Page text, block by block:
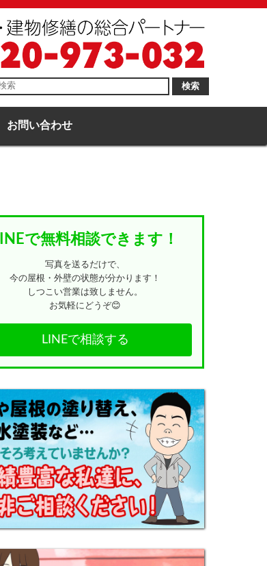
検索
お問い合わせ
で無料相談できます！
写真を送るだけで、
今の屋根・外壁の状態が分かります！
しつこい営業は致しません。
お気軽にどうぞ😊
LINEで相談する